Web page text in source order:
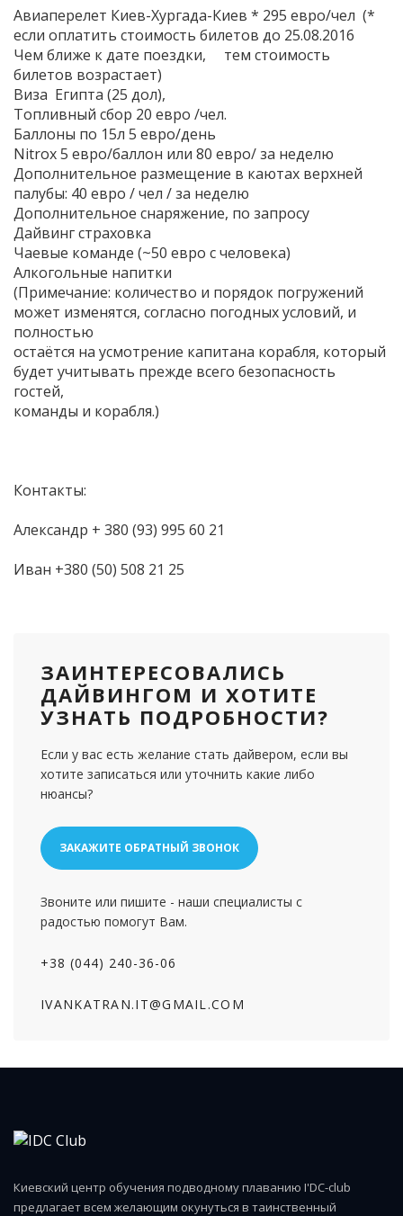
Авиаперелет Киев-Хургада-Киев * 295 евро/чел (*
если оплатить стоимость билетов до 25.08.2016
Чем ближе к дате поездки, тем стоимость
билетов возрастает)
Виза Египта (25 дол),
Топливный сбор 20 евро /чел.
Баллоны по 15л 5 евро/день
Nitrox 5 евро/баллон или 80 евро/ за неделю
Дополнительное размещение в каютах верхней
палубы: 40 евро / чел / за неделю
Дополнительное снаряжение, по запросу
Дайвинг страховка
Чаевые команде (~50 евро с человека)
Алкогольные напитки
(Примечание: количество и порядок погружений
может изменятся, согласно погодных условий, и
полностью
остаётся на усмотрение капитана корабля, который
будет учитывать прежде всего безопасность
гостей,
команды и корабля.)
Контакты:
Александр + 380 (93) 995 60 21
Иван +380 (50) 508 21 25
ЗАИНТЕРЕСОВАЛИСЬ
ДАЙВИНГОМ И ХОТИТЕ
УЗНАТЬ ПОДРОБНОСТИ?
Если у вас есть желание стать дайвером, если вы
хотите записаться или уточнить какие либо
нюансы?
ЗАКАЖИТЕ ОБРАТНЫЙ ЗВОНОК
Звоните или пишите - наши специалисты с
радостью помогут Вам.
+38 (044) 240-36-06
IVANKATRAN.IT@GMAIL.COM
Киевский центр обучения подводному плаванию I'DC-club
предлагает всем желающим окунуться в таинственный